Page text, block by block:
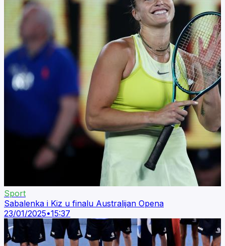
Sport
Sabalenka i Kiz u finalu Australijan Opena
23/01/2025•15:37